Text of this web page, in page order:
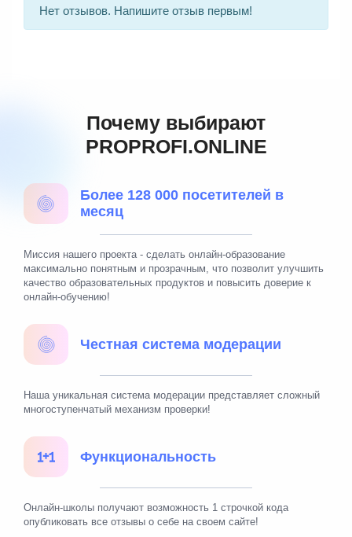
Нет отзывов. Напишите отзыв первым!
Почему выбирают
PROPROFI.ONLINE
Более 128 000 посетителей в
месяц
Миссия нашего проекта - сделать онлайн-образование
максимально понятным и прозрачным, что позволит улучшить
качество образовательных продуктов и повысить доверие к
онлайн-обучению!
Честная система модерации
Наша уникальная система модерации представляет сложный
многоступенчатый механизм проверки!
Функциональность
Онлайн-школы получают возможность 1 строчкой кода
опубликовать все отзывы о себе на своем сайте!